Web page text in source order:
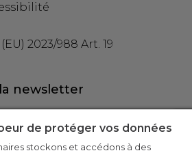
2023/988 Art. 19
newsletter
commande
de protéger vos données
stockons et accédons à des